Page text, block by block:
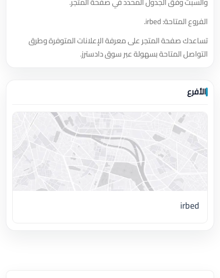
الفروع المتاحة: irbed.
تساعدك صفحة المتجر على معرفة الإعلانات المتوفرة وطرق
التواصل المتاحة بسهولة عبر سوق دادسترز.
الأفرع
irbed